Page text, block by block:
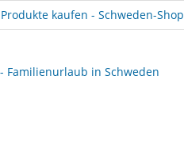
kaufen - Schweden-Shop